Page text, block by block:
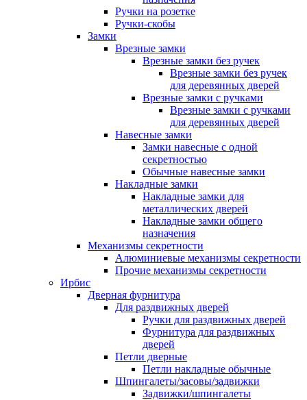
Ручки на розетке
Ручки-скобы
Замки
Врезные замки
Врезные замки без ручек
Врезные замки без ручек
для деревянных дверей
Врезные замки с ручками
Врезные замки с ручками
для деревянных дверей
Навесные замки
Замки навесные с одной
секретностью
Обычные навесные замки
Накладные замки
Накладные замки для
металлических дверей
Накладные замки общего
назначения
Механизмы секретности
Алюминиевые механизмы секретности
Прочие механизмы секретности
Ирбис
Дверная фурнитура
Для раздвижных дверей
Ручки для раздвижных дверей
Фурнитура для раздвижных
дверей
Петли дверные
Петли накладные обычные
Шпингалеты/засовы/задвижки
Задвижки/шпингалеты